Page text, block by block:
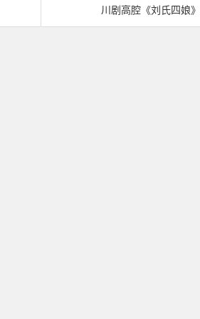
川剧高腔《刘氏四娘